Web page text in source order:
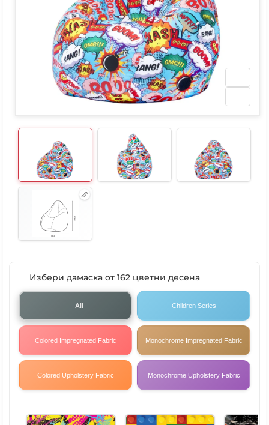
Избери дамаска от 162 цветни десена
All Children Series
Colored Impregnated Fabric Monochrome Impregnated Fabric
Colored Upholstery Fabric Monochrome Upholstery Fabric